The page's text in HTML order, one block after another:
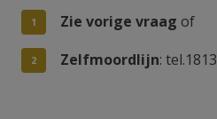
Zie vorige vraag of
Zelfmoordlijn: tel.1813